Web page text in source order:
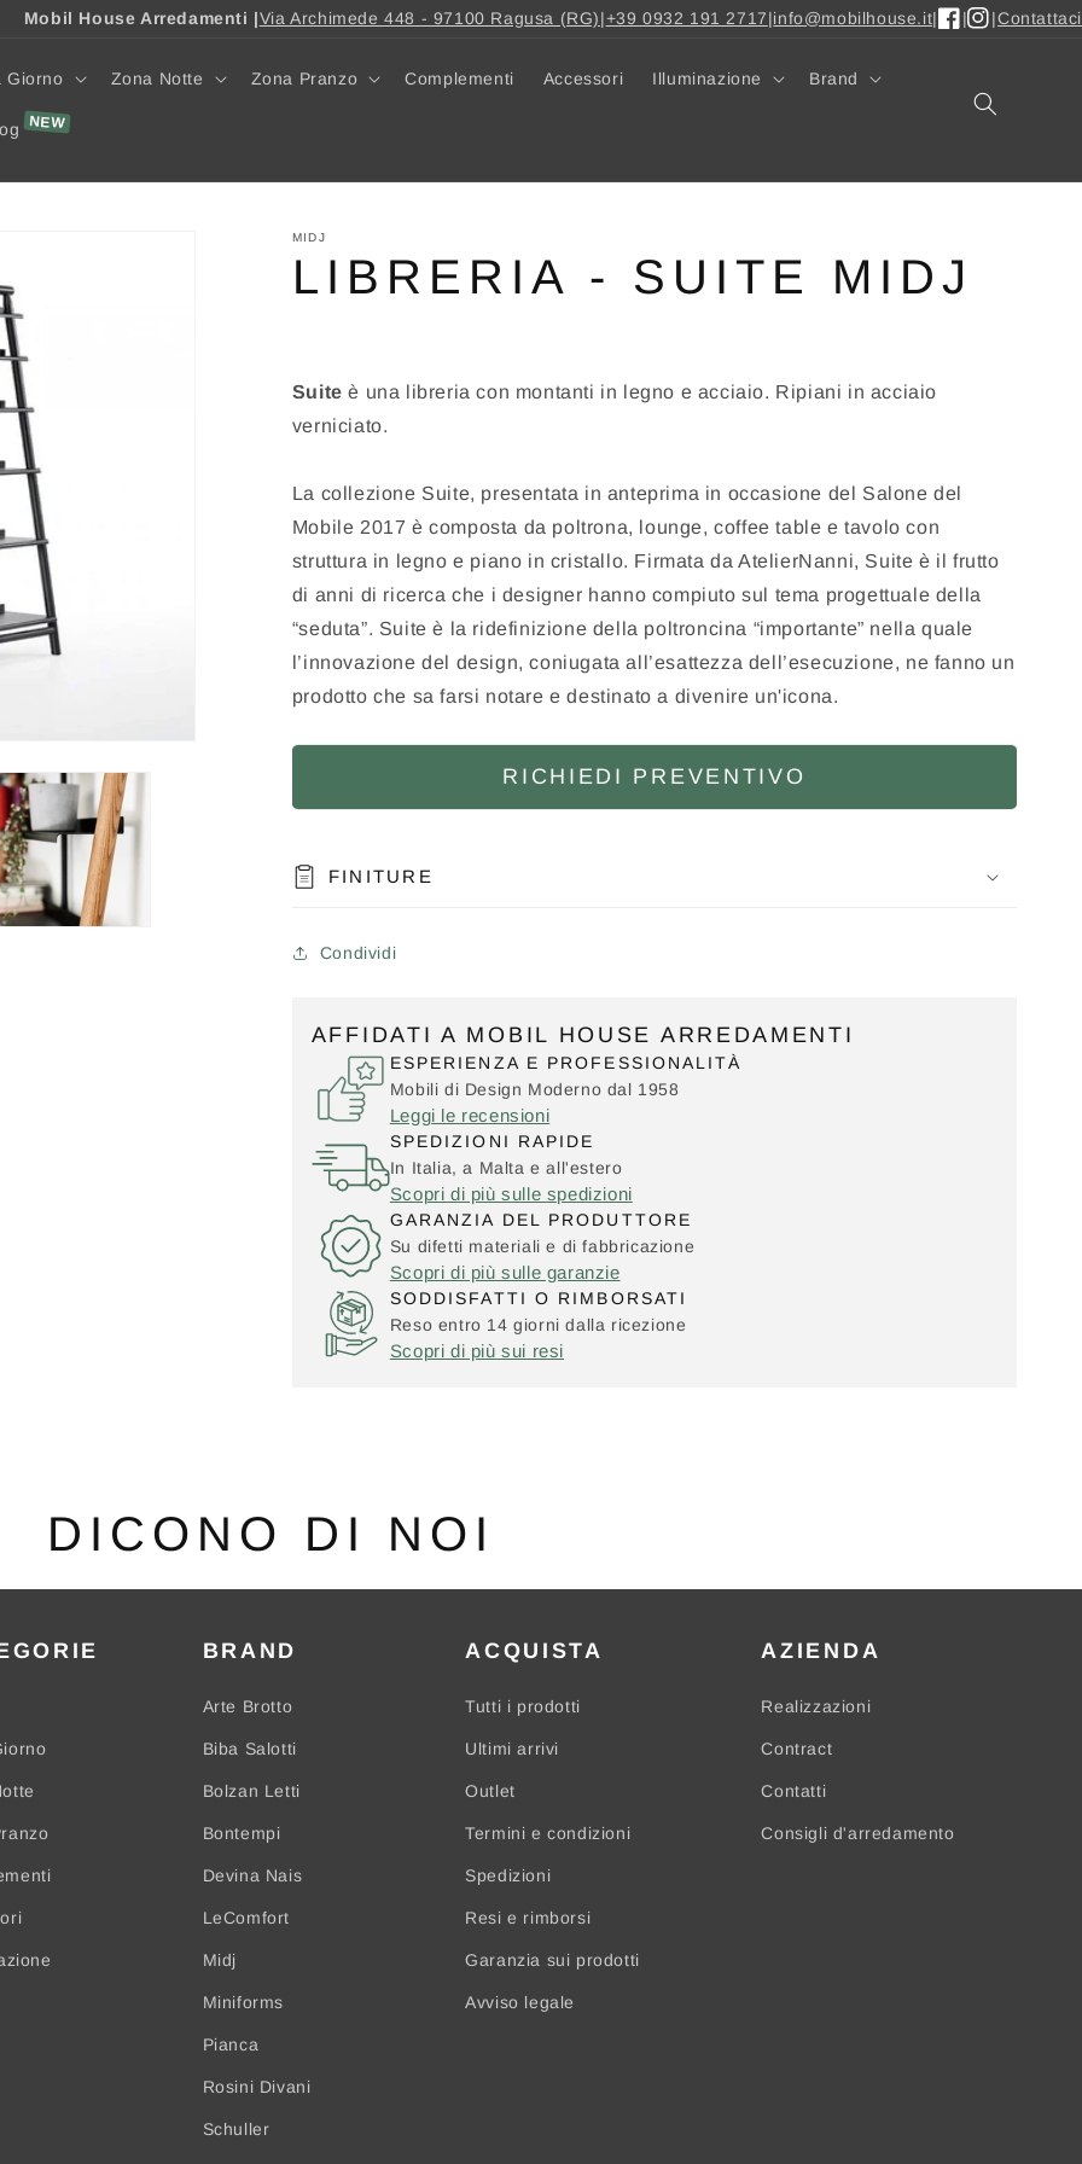
Mobil House Arredamenti |Via Archimede 448 - 97100 Ragusa (RG)|+39 0932 191 2717|info@mobilhouse.it|
|
|Contattaci
Giorno Zona Notte Zona Pranzo Complementi Accessori Illuminazione Brand
MIDJ
LIBRERIA - SUITE MIDJ
Suite è una libreria con montanti in legno e acciaio. Ripiani in acciaio
verniciato.
La collezione Suite, presentata in anteprima in occasione del Salone del
Mobile 2017 è composta da poltrona, lounge, coffee table e tavolo con
struttura in legno e piano in cristallo. Firmata da AtelierNanni, Suite è il frutto
di anni di ricerca che i designer hanno compiuto sul tema progettuale della
“seduta”. Suite è la ridefinizione della poltroncina “importante” nella quale
l’innovazione del design, coniugata all’esattezza dell’esecuzione, ne fanno un
prodotto che sa farsi notare e destinato a divenire un'icona.
RICHIEDI PREVENTIVO
FINITURE
Condividi
AFFIDATI A MOBIL HOUSE ARREDAMENTI
ESPERIENZA E PROFESSIONALITÀ
Mobili di Design Moderno dal 1958
Leggi le recensioni
SPEDIZIONI RAPIDE
In Italia, a Malta e all'estero
Scopri di più sulle spedizioni
GARANZIA DEL PRODUTTORE
Su difetti materiali e di fabbricazione
Scopri di più sulle garanzie
SODDISFATTI O RIMBORSATI
Reso entro 14 giorni dalla ricezione
Scopri di più sui resi
DICONO DI NOI
BRAND
Arte Brotto
Biba Salotti
Bolzan Letti
Bontempi
Devina Nais
LeComfort
Midj
Miniforms
Pianca
Rosini Divani
Schuller
ACQUISTA
Tutti i prodotti
Ultimi arrivi
Outlet
Termini e condizioni
Spedizioni
Resi e rimborsi
Garanzia sui prodotti
Avviso legale
AZIENDA
Realizzazioni
Contract
Contatti
Consigli d'arredamento